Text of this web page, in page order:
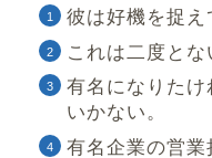
彼は好機を捉え
これは二度とな
有名になりた
いかない。
有名企業の営